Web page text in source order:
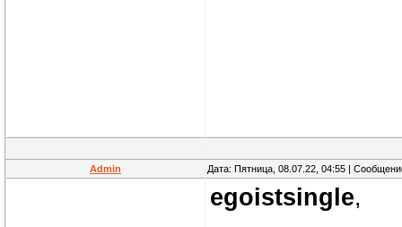
Admin Дата: Пятница, 08.07.22, 04:55 |
egoistsingle,